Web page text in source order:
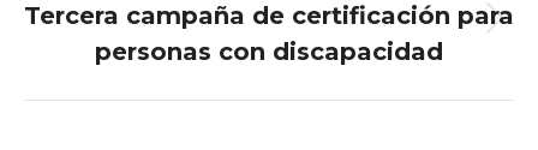
Publicación
siguiente:
Tercera campaña de certificación para
personas con discapacidad